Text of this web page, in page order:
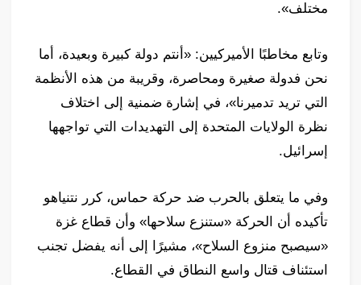
مختلف».
وتابع مخاطبًا الأميركيين: «أنتم دولة كبيرة وبعيدة، أما
نحن فدولة صغيرة ومحاصرة، وقريبة من هذه الأنظمة
التي تريد تدميرنا»، في إشارة ضمنية إلى اختلاف
نظرة الولايات المتحدة إلى التهديدات التي تواجهها
إسرائيل.
وفي ما يتعلق بالحرب ضد حركة حماس، كرر نتنياهو
تأكيده أن الحركة «ستنزع سلاحها» وأن قطاع غزة
«سيصبح منزوع السلاح»، مشيرًا إلى أنه يفضل تجنب
استئناف قتال واسع النطاق في القطاع.